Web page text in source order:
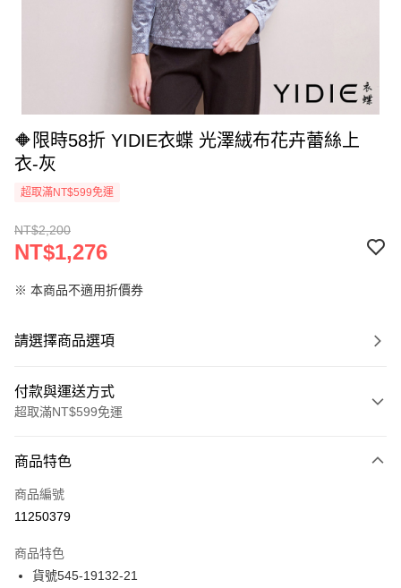
🔶限時58折 YIDIE衣蝶 光澤絨布花卉蕾絲上
衣-灰
超取滿NT$599免運
NT$2,200
NT$1,276
※ 本商品不適用折價券
請選擇商品選項
付款與運送方式
超取滿NT$599免運
信用卡一次付款
信用卡分期付款
合作金庫商業銀行
華南商業銀行
超商取貨付款
商品特色
商品編號
11250379
商品特色
貨號545-19132-21